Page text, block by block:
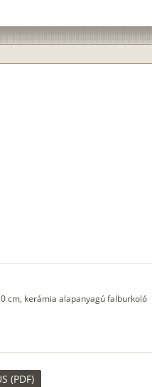
cm, kerámia alapanyagú falburkoló
(PDF)